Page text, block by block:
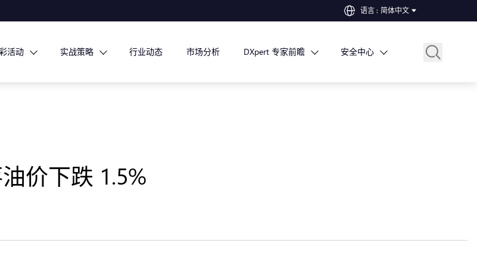
语言 : 简体中文
活动 实战策略 行业动态 市场分析 DXpert 专家前瞻 安全中心
价下跌 1.5%